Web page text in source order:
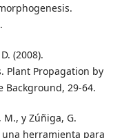
(2008).
Plant Propagation by
Background, 29-64.
M., y Zúñiga, G.
herramienta para